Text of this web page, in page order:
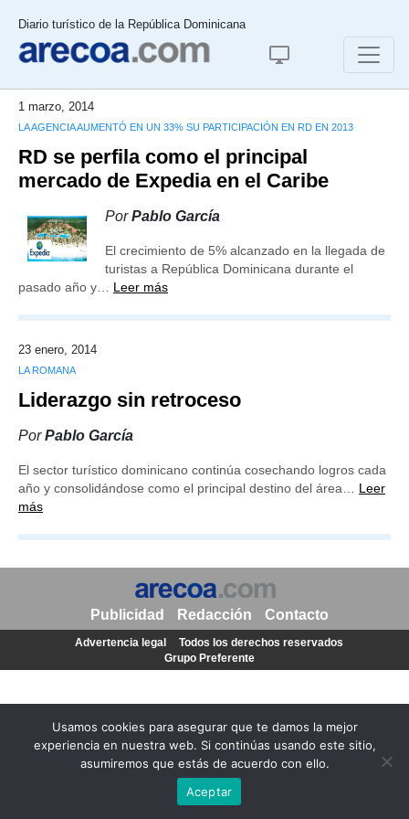
Diario turístico de la República Dominicana
1 marzo, 2014
LA AGENCIA AUMENTÓ EN UN 33% SU PARTICIPACIÓN EN RD EN 2013
RD se perfila como el principal
mercado de Expedia en el Caribe
PorPablo García
El crecimiento de 5% alcanzado en la llegada de
turistas a República Dominicana durante el
pasado año y… Leer más
23 enero, 2014
LA ROMANA
Liderazgo sin retroceso
PorPablo García
El sector turístico dominicano continúa cosechando logros cada
año y consolidándose como el principal destino del área… Leer
más
Usamos cookies para asegurar que te damos la mejor
experiencia en nuestra web. Si continúas usando este sitio,
asumiremos que estás de acuerdo con ello.
Aceptar
Publicidad Redacción Contacto
Advertencia legal
Todos los derechos reservados
Grupo Preferente